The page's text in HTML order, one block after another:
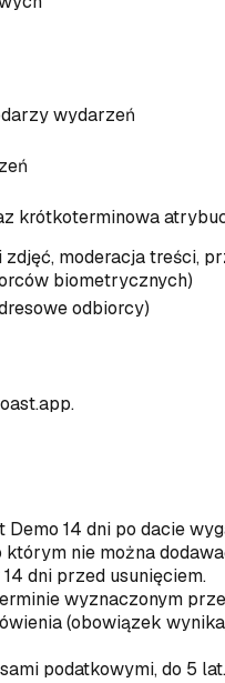
wydarzeń
krótkoterminowa
moderacja treści,
biometrycznych)
odbiorcy)
14 dni po dacie
nie można
dni przed usunięciem.
wyznaczonym
(obowiązek
podatkowymi, do 5 lat.